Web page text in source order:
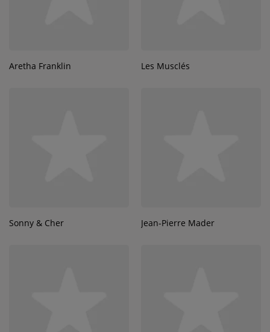
Aretha Franklin Les Musclés
Sonny & Cher Jean-Pierre Mader